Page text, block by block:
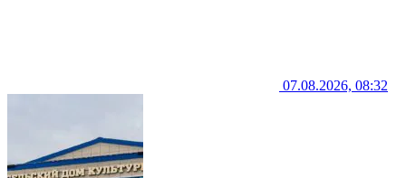
07.08.2026, 08:32